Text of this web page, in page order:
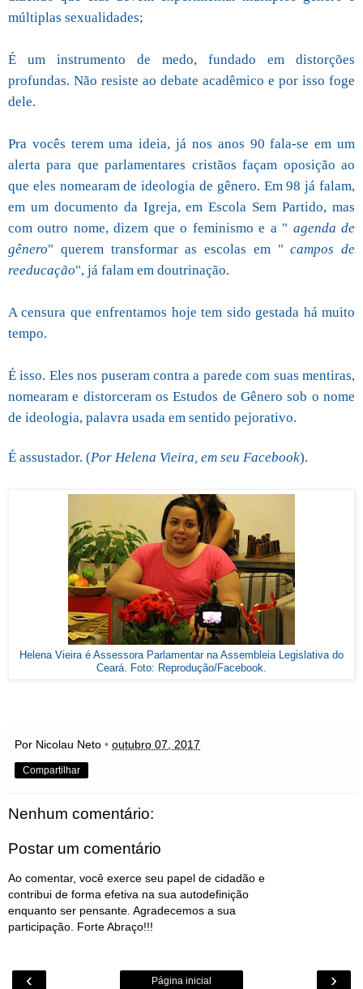
múltiplas sexualidades;
É um instrumento de medo, fundado em distorções
profundas. Não resiste ao debate acadêmico e por isso foge
dele.
Pra vocês terem uma ideia, já nos anos 90 fala-se em um
alerta para que parlamentares cristãos façam oposição ao
que eles nomearam de ideologia de gênero. Em 98 já falam,
em um documento da Igreja, em Escola Sem Partido, mas
com outro nome, dizem que o feminismo e a " agenda de
gênero" querem transformar as escolas em "campos de
reeducação", já falam em doutrinação.
A censura que enfrentamos hoje tem sido gestada há muito
tempo.
É isso. Eles nos puseram contra a parede com suas mentiras,
nomearam e distorceram os Estudos de Gênero sob o nome
de ideologia, palavra usada em sentido pejorativo.
É assustador. (Por Helena Vieira, em seu Facebook).
Helena Vieira é Assessora Parlamentar na Assembleia Legislativa do
Ceará. Foto: Reprodução/Facebook.
Por Nicolau Neto • outubro 07, 2017
Compartilhar
Nenhum comentário:
Postar um comentário
Ao comentar, você exerce seu papel de cidadão e
contribui de forma efetiva na sua autodefinição
enquanto ser pensante. Agradecemos a sua
participação. Forte Abraço!!!
‹ ›
Página inicial